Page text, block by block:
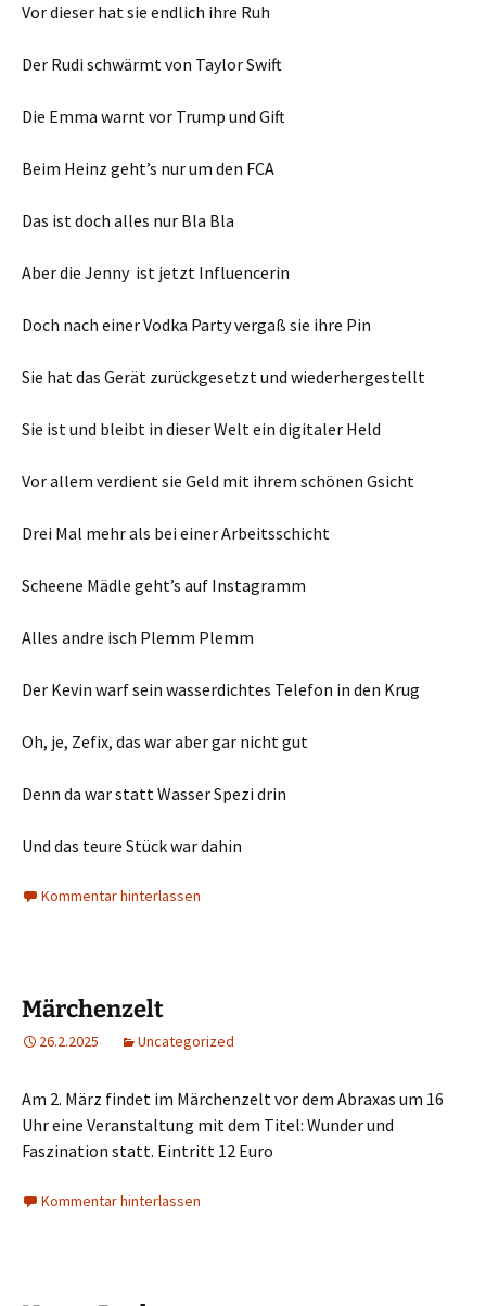
Vor dieser hat sie endlich ihre Ruh
Der Rudi schwärmt von Taylor Swift
Die Emma warnt vor Trump und Gift
Beim Heinz geht’s nur um den FCA
Das ist doch alles nur Bla Bla
Aber die Jenny ist jetzt Influencerin
Doch nach einer Vodka Party vergaß sie ihre Pin
Sie hat das Gerät zurückgesetzt und wiederhergestellt
Sie ist und bleibt in dieser Welt ein digitaler Held
Vor allem verdient sie Geld mit ihrem schönen Gsicht
Drei Mal mehr als bei einer Arbeitsschicht
Scheene Mädle geht’s auf Instagramm
Alles andre isch Plemm Plemm
Der Kevin warf sein wasserdichtes Telefon in den Krug
Oh, je, Zefix, das war aber gar nicht gut
Denn da war statt Wasser Spezi drin
Und das teure Stück war dahin
Kommentar hinterlassen
Märchenzelt
26.2.2025 Uncategorized
Am 2. März findet im Märchenzelt vor dem Abraxas um 16
Uhr eine Veranstaltung mit dem Titel: Wunder und
Faszination statt. Eintritt 12 Euro
Kommentar hinterlassen